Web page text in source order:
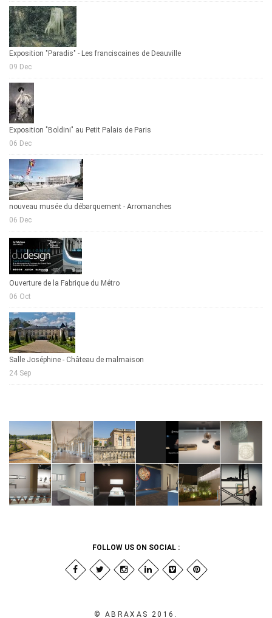
Exposition "Paradis" - Les franciscaines de Deauville
09 Dec
Exposition "Boldini" au Petit Palais de Paris
06 Dec
nouveau musée du débarquement - Arromanches
06 Dec
Ouverture de la Fabrique du Métro
06 Oct
Salle Joséphine - Château de malmaison
24 Sep
FOLLOW US ON SOCIAL :
© ABRAXAS 2016.